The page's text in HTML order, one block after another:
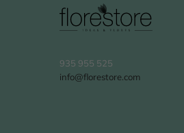
935 955 525
info@florestore.com